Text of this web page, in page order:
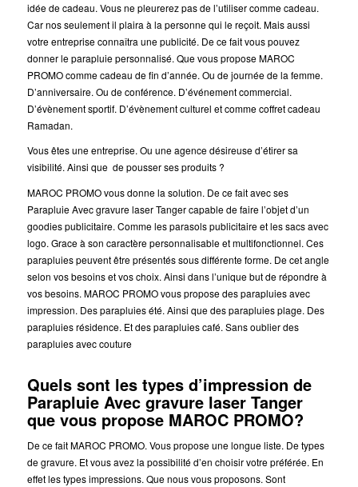
idée de cadeau. Vous ne pleurerez pas de l’utiliser comme cadeau.
Car nos seulement il plaira à la personne qui le reçoit. Mais aussi
votre entreprise connaîtra une publicité. De ce fait vous pouvez
donner le parapluie personnalisé. Que vous propose MAROC
PROMO comme cadeau de fin d’année. Ou de journée de la femme.
D’anniversaire. Ou de conférence. D’événement commercial.
D’évènement sportif. D’évènement culturel et comme coffret cadeau
Ramadan.
Vous êtes une entreprise. Ou une agence désireuse d’étirer sa
visibilité. Ainsi que de pousser ses produits ?
MAROC PROMO vous donne la solution. De ce fait avec ses
Parapluie Avec gravure laser Tanger capable de faire l’objet d’un
goodies publicitaire. Comme les parasols publicitaire et les sacs avec
logo. Grace à son caractère personnalisable et multifonctionnel. Ces
parapluies peuvent être présentés sous différente forme. De cet angle
selon vos besoins et vos choix. Ainsi dans l’unique but de répondre à
vos besoins. MAROC PROMO vous propose des parapluies avec
impression. Des parapluies été. Ainsi que des parapluies plage. Des
parapluies résidence. Et des parapluies café. Sans oublier des
parapluies avec couture
Quels sont les types d’impression de
Parapluie Avec gravure laser Tanger
que vous propose MAROC PROMO?
De ce fait MAROC PROMO. Vous propose une longue liste. De types
de gravure. Et vous avez la possibilité d’en choisir votre préférée. En
effet les types impressions. Que nous vous proposons. Sont